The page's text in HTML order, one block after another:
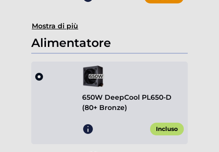
Mostra di più
Alimentatore
650W DeepCool PL650-D
(80+ Bronze)
Incluso